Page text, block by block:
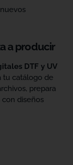
a producir
DTF y UV
tu catálogo de
prepara
diseños